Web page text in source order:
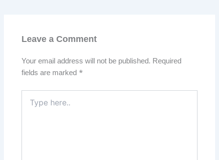
Leave a Comment
Your email address will not be published. Required
fields are marked *
here..